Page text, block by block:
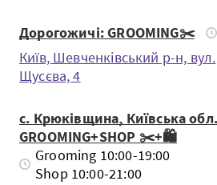
Дорогожичі: GROOMING✂️
Київ, Шевченкiвський р-н, вул.
Щусєва, 4
с. Крюківщина, Київська
GROOMING+SHOP ✂️+🛍️
Grooming 10:00-19:00
Shop 10:00-21:00